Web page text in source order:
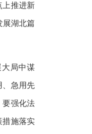
上推进新
展湖北篇
局中谋
、急用先
要强化法
措施落实